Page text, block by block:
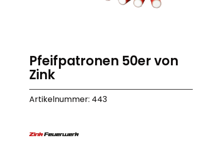
Pfeifpatronen 50er von
Zink
Artikelnummer: 443